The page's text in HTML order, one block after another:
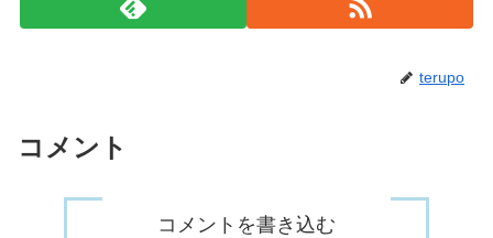
terupo
コメント
コメントを書き込む